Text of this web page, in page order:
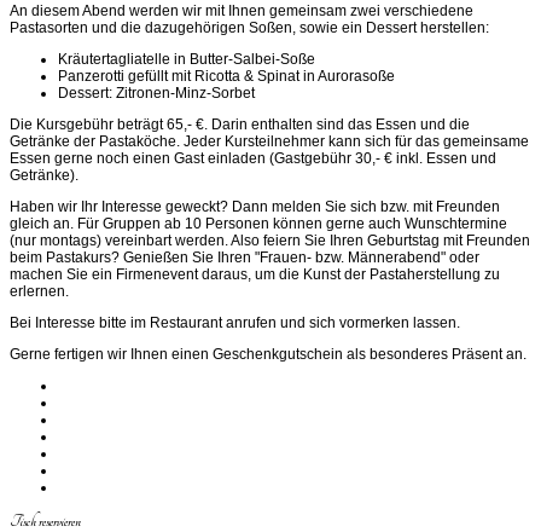
An diesem Abend werden wir mit Ihnen gemeinsam zwei verschiedene
Pastasorten und die dazugehörigen Soßen, sowie ein Dessert herstellen:
Kräutertagliatelle in Butter-Salbei-Soße
Panzerotti gefüllt mit Ricotta & Spinat in Aurorasoße
Dessert: Zitronen-Minz-Sorbet
Die Kursgebühr beträgt 65,- €. Darin enthalten sind das Essen und die
Getränke der Pastaköche. Jeder Kursteilnehmer kann sich für das gemeinsame
Essen gerne noch einen Gast einladen (Gastgebühr 30,- € inkl. Essen und
Getränke).
Haben wir Ihr Interesse geweckt? Dann melden Sie sich bzw. mit Freunden
gleich an. Für Gruppen ab 10 Personen können gerne auch Wunschtermine
(nur montags) vereinbart werden. Also feiern Sie Ihren Geburtstag mit Freunden
beim Pastakurs? Genießen Sie Ihren "Frauen- bzw. Männerabend" oder
machen Sie ein Firmenevent daraus, um die Kunst der Pastaherstellung zu
erlernen.
Bei Interesse bitte im Restaurant anrufen und sich vormerken lassen.
Gerne fertigen wir Ihnen einen Geschenkgutschein als besonderes Präsent an.
Tisch reservieren